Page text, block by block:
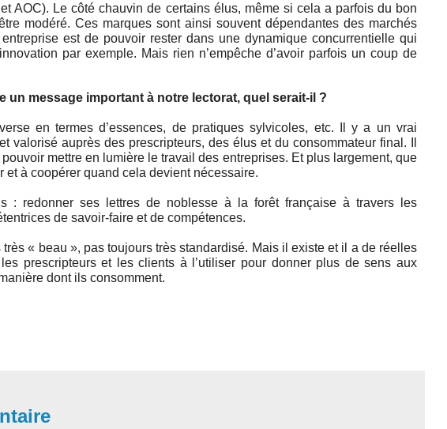
AOC). Le côté chauvin de certains élus, même si cela a parfois du bon
modéré. Ces marques sont ainsi souvent dépendantes des marchés
est de pouvoir rester dans une dynamique concurrentielle qui
par exemple. Mais rien n’empêche d’avoir parfois un coup de
un message important à notre lectorat, quel serait-il ?
en termes d’essences, de pratiques sylvicoles, etc. Il y a un vrai
valorisé auprès des prescripteurs, des élus et du consommateur final. Il
mettre en lumière le travail des entreprises. Et plus largement, que
et à coopérer quand cela devient nécessaire.
: redonner ses lettres de noblesse à la forêt française à travers les
de savoir-faire et de compétences.
très « beau », pas toujours très standardisé. Mais il existe et il a de réelles
prescripteurs et les clients à l’utiliser pour donner plus de sens aux
dont ils consomment.